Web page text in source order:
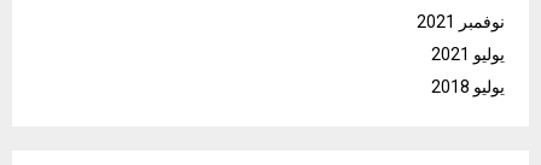
نوفمبر 2021
يوليو 2021
يوليو 2018